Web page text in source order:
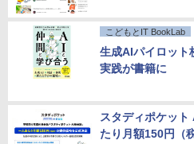
こどもとIT BookLab
生成AIパイロット
実践が書籍に
スタディポケッ
たり月額150円（